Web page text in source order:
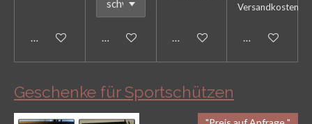
Bei Verfügbarkeit benachrichtigen
In den WarenkorbBei Verfügbarkeit
Versandkosten
In den
Geschenke für Sportschützen